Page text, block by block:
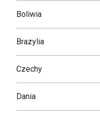
Boliwia
Brazylia
Czechy
Dania